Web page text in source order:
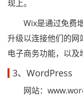
现上。
Wix是通过免费增
升级以连接他们的网
电子商务功能，以及
3、WordPress
网站：